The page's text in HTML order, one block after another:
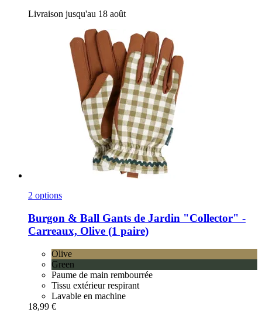
Livraison jusqu'au 18 août
2 options
Burgon & Ball Gants de Jardin "Collector" -​
Carreaux, Olive (1 paire)
Olive
Green
Paume de main rembourrée
Tissu extérieur respirant
Lavable en machine
18,99 €